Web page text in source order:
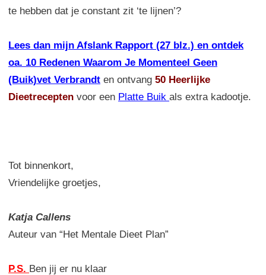
te hebben dat je constant zit ‘te lijnen’?
Lees dan mijn Afslank Rapport (27 blz.) en ontdek
oa. 10 Redenen Waarom Je Momenteel Geen
(Buik)vet Verbrandt en ontvang 50 Heerlijke
Dieetrecepten voor een Platte Buik als extra kadootje.
Tot binnenkort,
Vriendelijke groetjes,
Katja Callens
Auteur van “Het Mentale Dieet Plan”
P.S. Ben jij er nu klaar